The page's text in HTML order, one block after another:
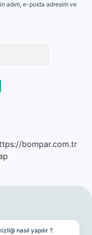
adım, e-posta adresim ve
bompar.com.tr
nasıl yapılır ?